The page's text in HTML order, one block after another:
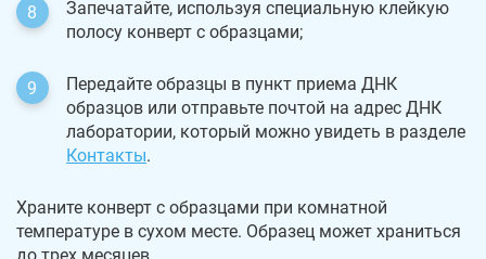
Запечатайте, используя специальную клейкую
полосу конверт с образцами;
Передайте образцы в пункт приема ДНК
образцов или отправьте почтой на адрес ДНК
лаборатории, который можно увидеть в разделе
Контакты.
Храните конверт с образцами при комнатной
температуре в сухом месте. Образец может храниться